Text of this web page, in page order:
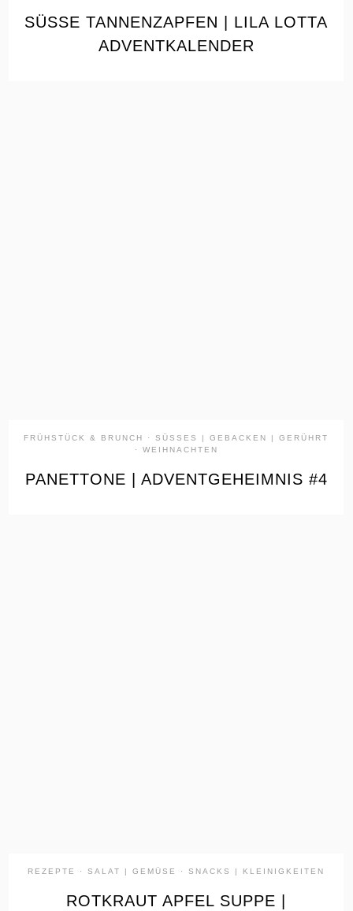
SÜSSE TANNENZAPFEN | LILA LOTTA A
DVENTKALENDER
FRÜHSTÜCK & BRUNCH ·SÜSSES | GEBACKEN | GERÜHRT
· WEIHNACHTEN
PANETTONE | ADVENTGEHEIMNIS #4
REZEPTE ·SALAT | GEMÜSE ·SNACKS | KLEINIGKEITEN
ROTKRAUT APFEL SUPPE |